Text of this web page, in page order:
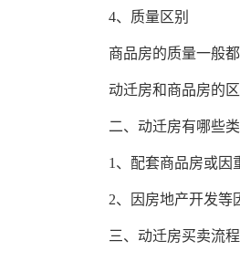
4、质量区别
商品房的质量一般
动迁房和商品房的
二、动迁房有哪些
1、配套商品房或因
2、因房地产开发等
三、动迁房买卖流程